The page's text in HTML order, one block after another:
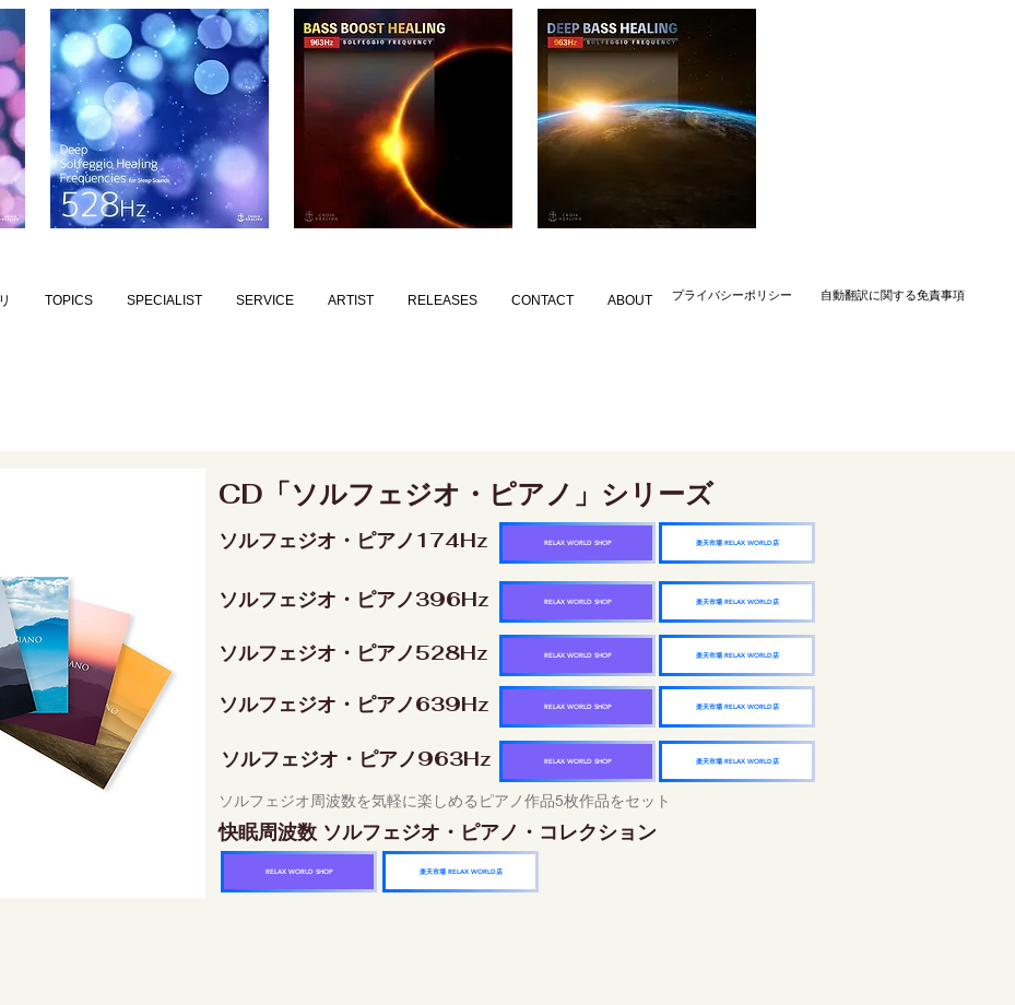
TOPICS SPECIALIST SERVICE ARTIST RELEASES CONTACT ABOUT ​プライバシーポリシー 自動翻訳に関する免責事項
CD「ソルフェジオ・ピアノ」シリーズ
ソルフェジオ・ピアノ174Hz 楽天市場 RELAX WORLD店
RELAX WORLD SHOP
ソルフェジオ・ピアノ396Hz 楽天市場 RELAX WORLD店
RELAX WORLD SHOP
ソルフェジオ・ピアノ528Hz 楽天市場 RELAX WORLD店
RELAX WORLD SHOP
ソルフェジオ・ピアノ639Hz 楽天市場 RELAX WORLD店
RELAX WORLD SHOP
ソルフェジオ・ピアノ963Hz 楽天市場 RELAX WORLD店
RELAX WORLD SHOP
ソルフェジオ周波数を気軽に楽しめるピアノ作品5枚作品をセット
快眠周波数 ソルフェジオ・ピアノ・コレクション
RELAX WORLD SHOP 楽天市場 RELAX WORLD店